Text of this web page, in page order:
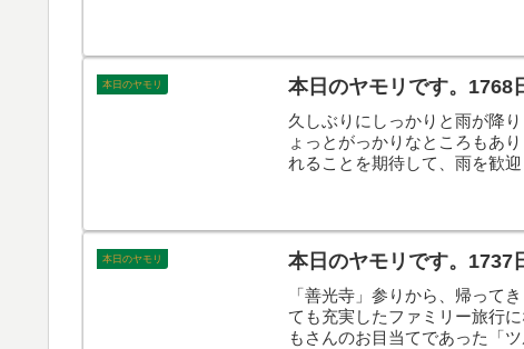
本日のヤモリ 本日のヤモリです。1768
久しぶりにしっかりと雨が降
ょっとがっかりなところもあ
れることを期待して、雨を歓
本日のヤモリ 本日のヤモリです。1737
「善光寺」参りから、帰って
ても充実したファミリー旅行
もさんのお目当てであった「